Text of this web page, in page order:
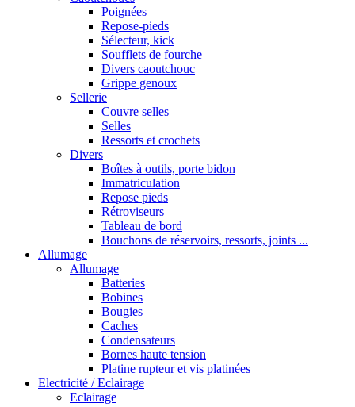
Poignées
Repose-pieds
Sélecteur, kick
Soufflets de fourche
Divers caoutchouc
Grippe genoux
Sellerie
Couvre selles
Selles
Ressorts et crochets
Divers
Boîtes à outils, porte bidon
Immatriculation
Repose pieds
Rétroviseurs
Tableau de bord
Bouchons de réservoirs, ressorts, joints ...
Allumage
Allumage
Batteries
Bobines
Bougies
Caches
Condensateurs
Bornes haute tension
Platine rupteur et vis platinées
Electricité / Eclairage
Eclairage